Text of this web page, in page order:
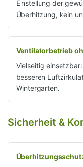
Einstellung der
Überhitzung, kein
Ventilatorbetrieb
Vielseitig
besseren
Wintergarten.
Sicherheit &